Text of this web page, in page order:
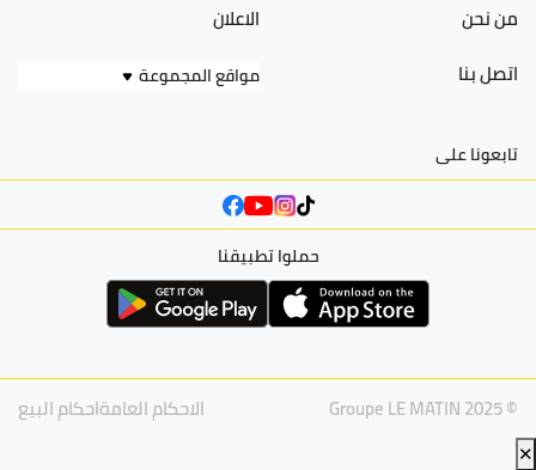
من نحن
الاعلان
اتصل بنا
مواقع المجموعة
تابعونا على
حملوا تطبيقنا
© Groupe LE MATIN 2025 الاحكام العامةاحكام البيع
✕